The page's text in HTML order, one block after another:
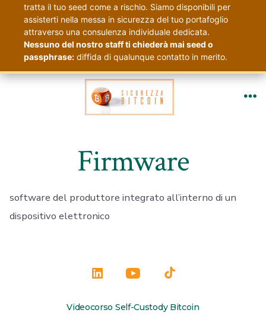
tratta il tuo seed come a rischio. Siamo disponibili per
assisterti nella messa in sicurezza del tuo portafoglio
attraverso una consulenza individuale dedicata.
Nessuno del nostro staff ti chiederà mai seed o
passphrase: diffida di qualunque contatto in merito.
Passa
Firmware
software del produttore integrato all’interno di un
dispositivo elettronico
Apri
LinkedIn
Apri
YouTube
Apri
TikTok
Videocorso Self-Custody Bitcoin